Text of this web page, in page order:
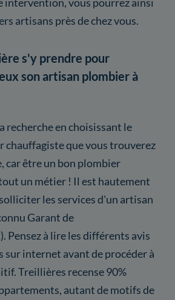
artisans près de chez vous.
s'y prendre pour
son artisan plombier à
recherche en choisissant le
chauffagiste que vous trouverez
car être un bon plombier
un métier ! Il est hautement
les services d'un artisan
Garant de
Pensez à lire les différents avis
sur internet avant de procéder à
Treillières recense 90%
autant de motifs de